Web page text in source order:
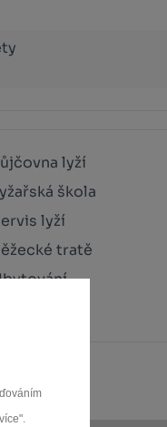
lyží
škola
lyží
tratě